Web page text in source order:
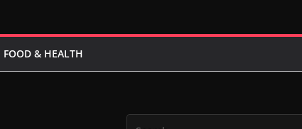
FOOD & HEALTH